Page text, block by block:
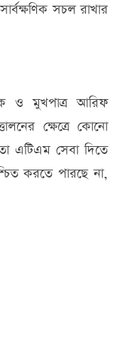
সচল রাখার
ও মুখপাত্র আরিফ
ক্ষেত্রে কোনো
এটিএম সেবা দিতে
করতে পারছে না,